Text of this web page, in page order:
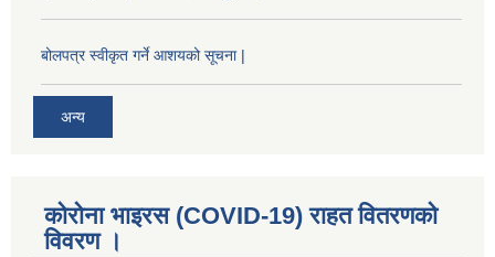
बोलपत्र स्वीकृत गर्ने आशयको सूचना |
अन्य
कोरोना भाइरस (COVID-19) राहत वितरणको
विवरण ।